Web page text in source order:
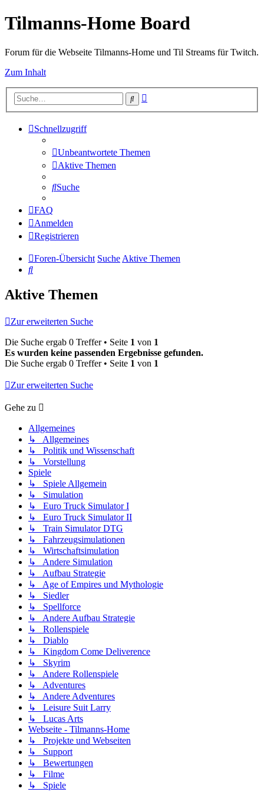
Tilmanns-Home Board
Forum für die Webseite Tilmanns-Home und Til Streams für Twitch.
Zum Inhalt
Suche
Schnellzugriff
Unbeantwortete Themen
Aktive Themen
Suche
FAQ
Anmelden
Registrieren
Foren-Übersicht SucheAktive Themen
Suche
Aktive Themen
Zur erweiterten Suche
Die Suche ergab 0 Treffer • Seite 1 von 1
Es wurden keine passenden Ergebnisse gefunden.
Die Suche ergab 0 Treffer • Seite 1 von 1
Zur erweiterten Suche
Gehe zu
Allgemeines
↳ Allgemeines
↳ Politik und Wissenschaft
↳ Vorstellung
Spiele
↳ Spiele Allgemein
↳ Simulation
↳ Euro Truck Simulator I
↳ Euro Truck Simulator II
↳ Train Simulator DTG
↳ Fahrzeugsimulationen
↳ Wirtschaftsimulation
↳ Andere Simulation
↳ Aufbau Strategie
↳ Age of Empires und Mythologie
↳ Siedler
↳ Spellforce
↳ Andere Aufbau Strategie
↳ Rollenspiele
↳ Diablo
↳ Kingdom Come Deliverence
↳ Skyrim
↳ Andere Rollenspiele
↳ Adventures
↳ Andere Adventures
↳ Leisure Suit Larry
↳ Lucas Arts
Webseite - Tilmanns-Home
↳ Projekte und Webseiten
↳ Support
↳ Bewertungen
↳ Filme
↳ Spiele